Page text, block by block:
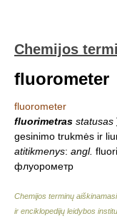
Chemijos
fluorometer
fluorometer
fluorimetras statusas
gesinimo trukmės ir
atitikmenys: angl.
флуорометр
Chemijos terminų
ir enciklopedijų leidybos